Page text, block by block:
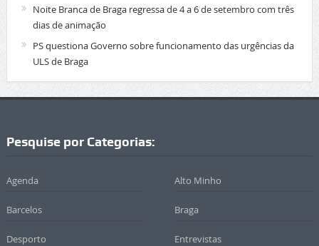
Noite Branca de Braga regressa de 4 a 6 de setembro com três
dias de animação
PS questiona Governo sobre funcionamento das urgências da
ULS de Braga
Pesquise por Categorias:
Agenda Alto Minho
Barcelos Braga
Desporto Entrevistas